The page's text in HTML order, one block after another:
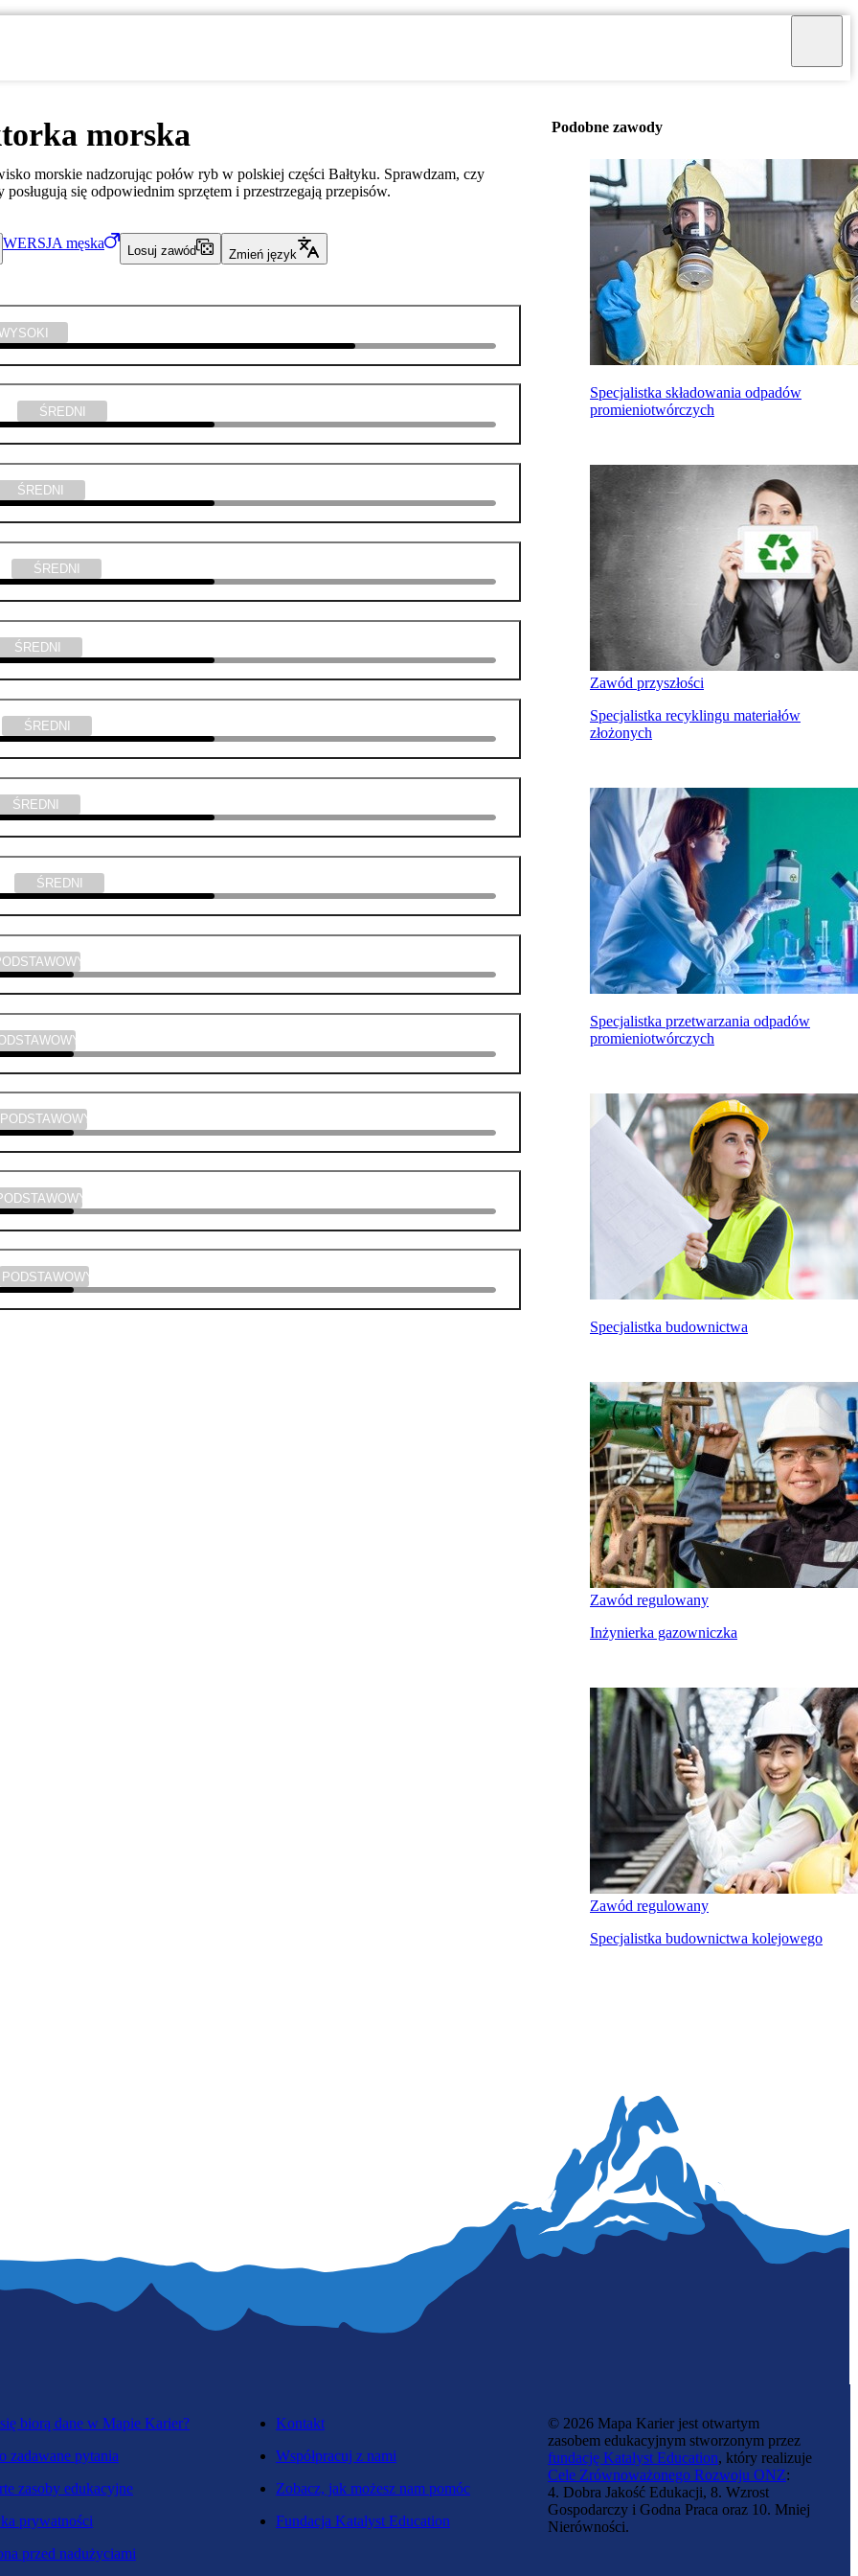
morska
morskie nadzorując połów ryb w polskiej części Bałtyku. Sprawdzam, czy
posługują się odpowiednim sprzętem i przestrzegają przepisów.
WERSJA męska
Losuj zawód Zmień język
WYSOKI
ŚREDNI
ŚREDNI
ŚREDNI
ŚREDNI
ŚREDNI
ŚREDNI
ŚREDNI
PODSTAWOWY
PODSTAWOWY
PODSTAWOWY
PODSTAWOWY
Podobne zawody
Specjalistka składowania odpadów
promieniotwórczych
Zawód przyszłości
Specjalistka recyklingu materiałów
złożonych
Specjalistka przetwarzania odpadów
promieniotwórczych
Specjalistka budownictwa
Zawód regulowany
Inżynierka gazowniczka
Zawód regulowany
Specjalistka budownictwa kolejowego
biorą dane w Mapie Karier?
zadawane pytania
zasoby edukacyjne
prywatności
przed nadużyciami
Kontakt
Współpracuj z nami
Zobacz, jak możesz nam pomóc
Fundacja Katalyst Education
© 2026 Mapa Karier jest otwartym
zasobem edukacyjnym stworzonym przez
fundację Katalyst Education, który realizuje
Cele Zrównoważonego Rozwoju ONZ:
4. Dobra Jakość Edukacji, 8. Wzrost
Gospodarczy i Godna Praca oraz 10. Mniej
Nierówności.